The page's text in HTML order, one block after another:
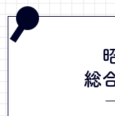
総